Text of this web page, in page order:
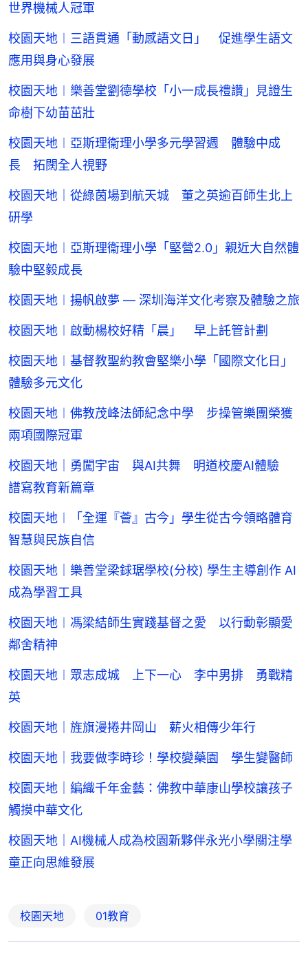
世界機械人冠軍
校園天地︱三語貫通「動感語文日」 促進學生語文
應用與身心發展
校園天地︱樂善堂劉德學校「小一成長禮讚」見證生
命樹下幼苗茁壯
校園天地︱亞斯理衞理小學多元學習週 體驗中成
長 拓闊全人視野
校園天地｜從綠茵場到航天城 董之英逾百師生北上
研學
校園天地︱亞斯理衞理小學「堅營2.0」親近大自然體
驗中堅毅成長
校園天地︱揚帆啟夢 — 深圳海洋文化考察及體驗之旅
校園天地︱啟動楊校好精「晨」 早上託管計劃
校園天地︱基督教聖約教會堅樂小學「國際文化日」
體驗多元文化
校園天地︱佛教茂峰法師紀念中學 步操管樂團榮獲
兩項國際冠軍
校園天地｜勇闖宇宙 與AI共舞 明道校慶AI體驗
譜寫教育新篇章
校園天地︱「全運『薈』古今」學生從古今領略體育
智慧與民族自信
校園天地｜樂善堂梁銶琚學校(分校) 學生主導創作 AI
成為學習工具
校園天地︱馮梁結師生實踐基督之愛 以行動彰顯愛
鄰舍精神
校園天地︱眾志成城 上下一心 李中男排 勇戰精
英
校園天地｜旌旗漫捲井岡山 薪火相傳少年行
校園天地｜我要做李時珍！學校變藥園 學生變醫師
校園天地｜編織千年金藝：佛教中華康山學校讓孩子
觸摸中華文化
校園天地｜AI機械人成為校園新夥伴永光小學關注學
童正向思維發展
校園天地 01教育